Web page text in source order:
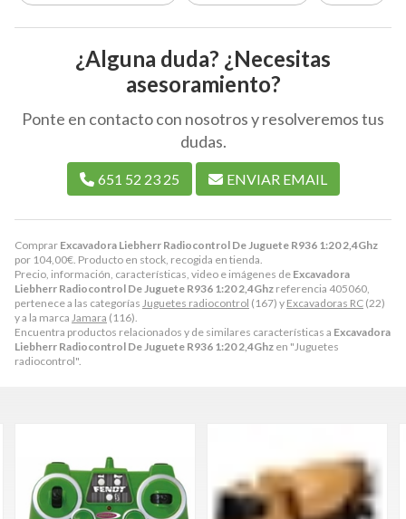
Comprar Excavadora Liebherr Radiocontrol De Juguete R936 1:20 2,4Ghz
por 104,00€ . Producto en stock, recogida en tienda.
Precio, información, características, video e imágenes de Excavadora
Liebherr Radiocontrol De Juguete R936 1:20 2,4Ghz referencia 405060,
pertenece a las categorías Juguetes radiocontrol (167) y Excavadoras RC (22)
y a la marca Jamara (116).
Encuentra productos relacionados y de similares características a Excavadora
Liebherr Radiocontrol De Juguete R936 1:20 2,4Ghz en "Juguetes
radiocontrol".
¿Alguna duda? ¿Necesitas
asesoramiento?
Ponte en contacto con nosotros y resolveremos tus
dudas.
651 52 23 25 ENVIAR EMAIL